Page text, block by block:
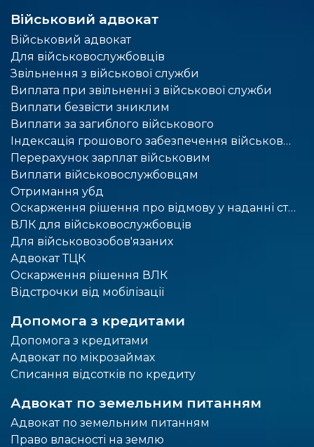
Військовий адвокат
Військовий адвокат
Для військовослужбовців
Звільнення з військової служби
Виплата при звільненні з військової служби
Виплати безвісти зниклим
Виплати за загиблого військового
Індексація грошового забезпечення військовослужбовців
Перерахунок зарплат військовим
Виплати військовослужбовцям
Отримання убд
Оскарження рішення про відмову у наданні статусу учасника бойових дій
ВЛК для військовослужбовців
Для військовозобов'язаних
Адвокат ТЦК
Оскарження рішення ВЛК
Відстрочки від мобілізації
Допомога з кредитами
Допомога з кредитами
Адвокат по мікрозаймах
Списання відсотків по кредиту
Адвокат по земельним питанням
Адвокат по земельним питанням
Право власності на землю